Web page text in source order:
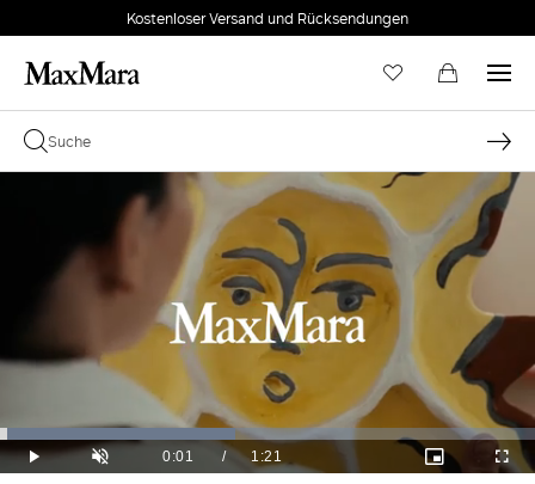
Kostenloser Versand und Rücksendungen
Play Unmute
Current
0:01 / Duration
1:21
Loaded:
44.07%
Picture-